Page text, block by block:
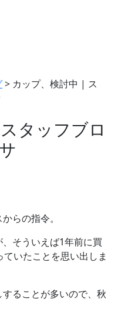
> カップ、検討中 | ス
タッフブロ
らの指令。
そういえば1年前に買
いたことを思い出しま
ることが多いので、秋